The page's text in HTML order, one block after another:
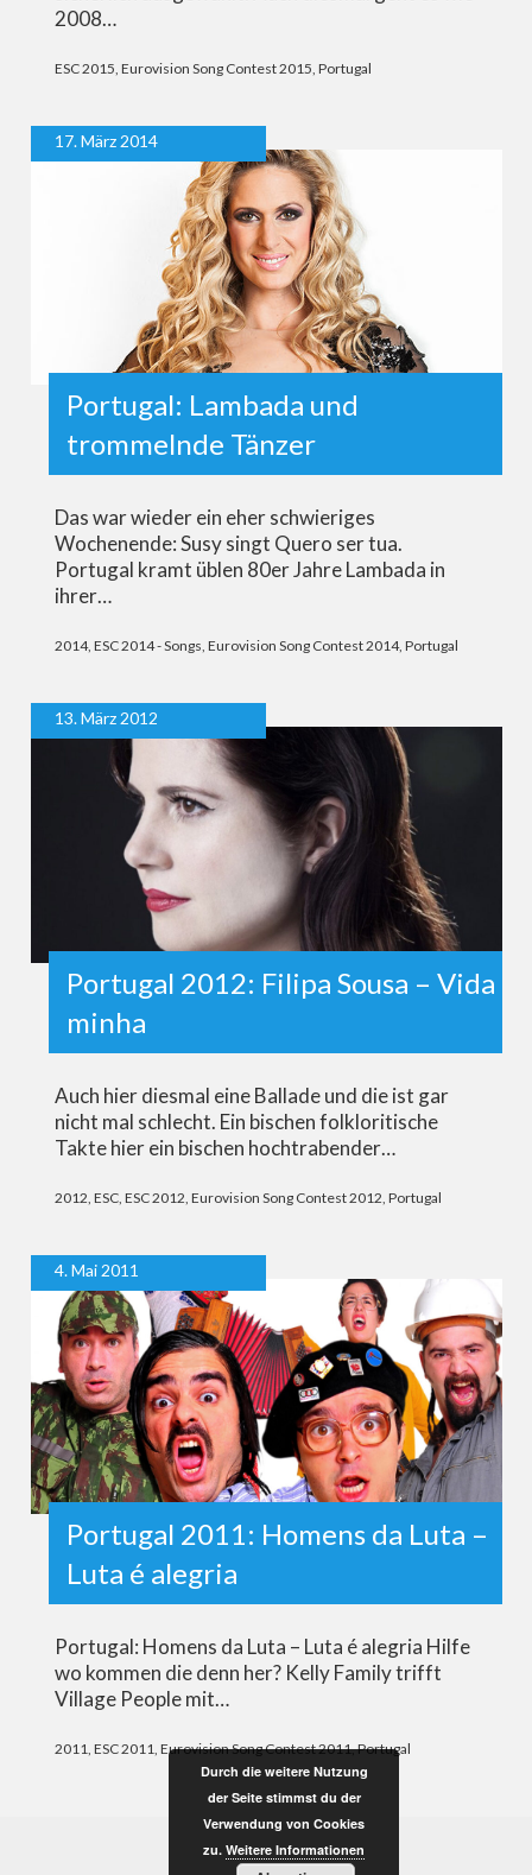
2008…
ESC 2015 Eurovision Song Contest 2015 Portugal
17. März 2014
Portugal: Lambada und
trommelnde Tänzer
Das war wieder ein eher schwieriges
Wochenende: Susy singt Quero ser tua.
Portugal kramt üblen 80er Jahre Lambada in
ihrer…
2014, ESC 2014 - Songs, Eurovision Song Contest 2014, Portugal
13. März 2012
Portugal 2012: Filipa Sousa – Vida
minha
Auch hier diesmal eine Ballade und die ist gar
nicht mal schlecht. Ein bischen folkloritische
Takte hier ein bischen hochtrabender…
2012 ESC, ESC 2012 Eurovision Song Contest 2012 Portugal
4. Mai 2011
Portugal 2011: Homens da Luta –
Luta é alegria
Portugal: Homens da Luta – Luta é alegria Hilfe
wo kommen die denn her? Kelly Family trifft
Village People mit…
2011, ESC 2011, Eurovision Song Contest 2011,Portugal
Durch die weitere Nutzung
der Seite stimmst du der
Verwendung von Cookies
zu. Weitere Informationen